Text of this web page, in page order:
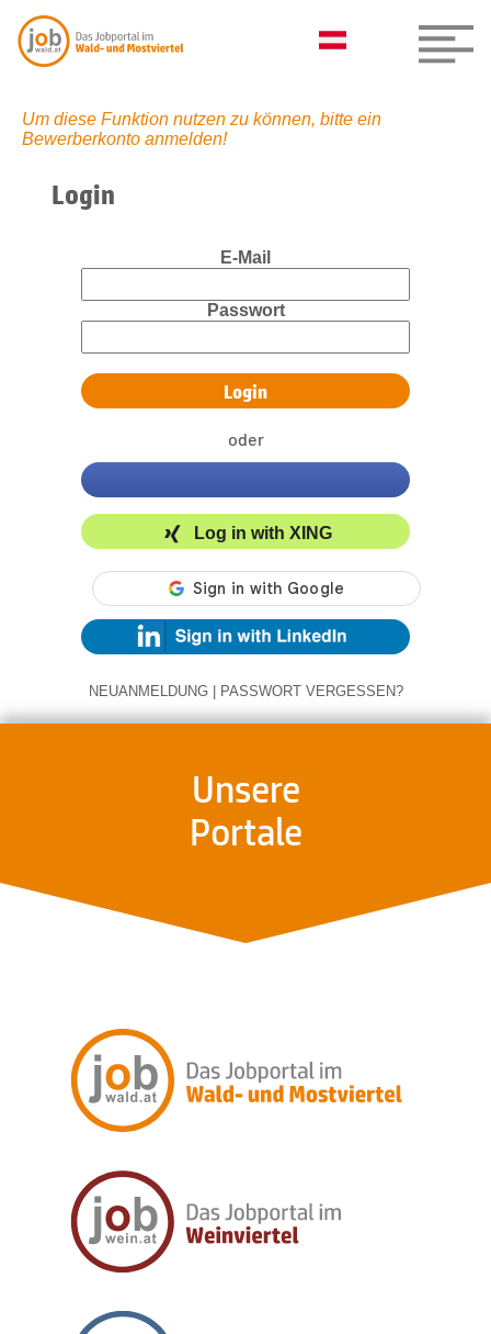
Um diese Funktion nutzen zu können, bitte ein
Bewerberkonto anmelden!
Login
E-Mail
Passwort
oder
Log in with XING
NEUANMELDUNG | PASSWORT VERGESSEN?
Unsere
Portale